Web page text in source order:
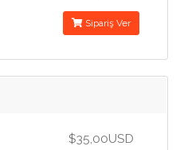
Sipariş Ver
$35,00USD